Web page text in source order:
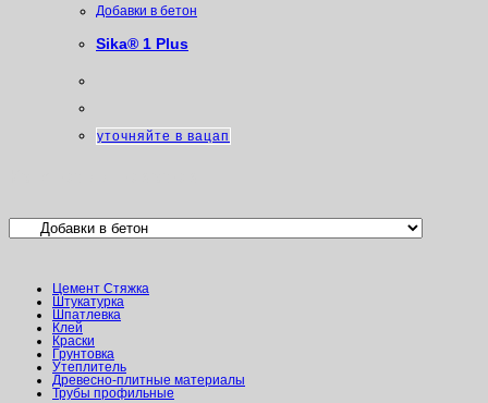
Добавки в бетон
Sika® 1 Plus
уточняйте в вацап
Цемент Стяжка
Штукатурка
Шпатлевка
Клей
Краски
Грунтовка
Утеплитель
Древесно-плитные материалы
Трубы профильные